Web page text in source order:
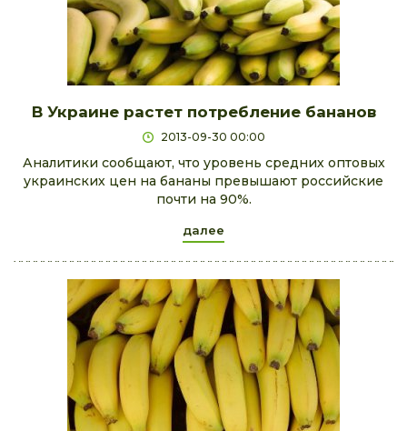
В Украине растет потребление бананов
2013-09-30 00:00
Аналитики сообщают, что уровень средних оптовых
украинских цен на бананы превышают российские
почти на 90%.
далее